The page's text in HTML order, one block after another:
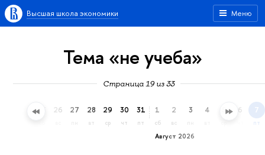
Меню
Высшая школа экономики
Тема «не учеба»
Страница 19 из 33
25 26 27 28
вт
29
ср
30
чт
31
пт
Август 2026
1
сб
2
вс
3 4 5 6 7
пт